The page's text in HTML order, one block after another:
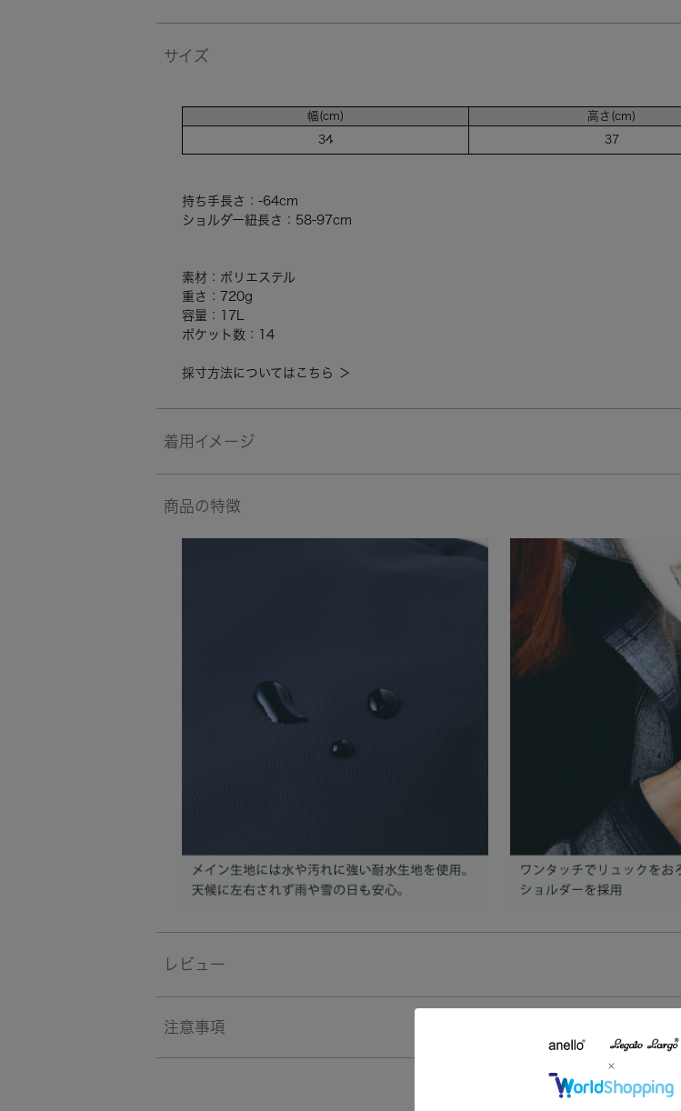
サイズ
幅(cm)
34
高さ(cm)
37
持ち手長さ：-64cm
ショルダー紐長さ：58-97cm
素材：ポリエステル
重さ：720g
容量：17L
ポケット数：14
採寸方法についてはこちら ＞
着用イメージ
商品の特徴
レビュー
注意事項